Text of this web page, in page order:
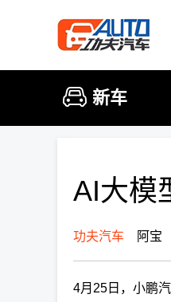
新车
AI大模
功夫汽车 阿宝
4月25日，小鹏